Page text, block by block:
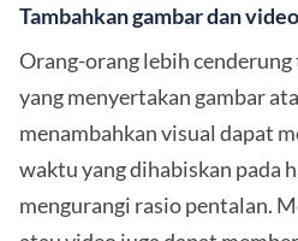
Tambahkan gambar dan video
Orang-orang lebih
yang menyertakan gambar
menambahkan visual dapat
waktu yang dihabiskan pada
mengurangi rasio pentalan.